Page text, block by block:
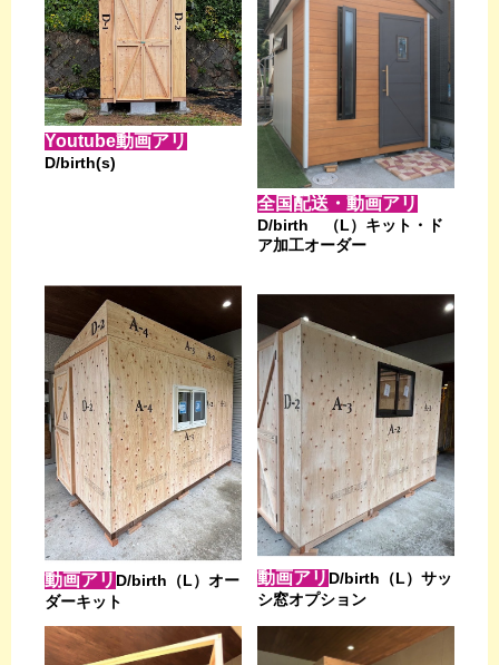
Youtube動画アリ
D/birth(s)
全国配送・動画アリ
D/birth （L）キット・ド
ア加工オーダー
動画アリ D/birth（L）オー
ダーキット
動画アリ D/birth（L）サッ
シ窓オプション